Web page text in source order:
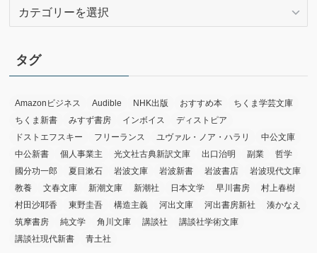
リ
ー
タグ
Amazonビジネス Audible NHK出版 おすすめ本
ちくま学芸文庫
ちくま新書
みすず書房 インボイス
ディストピア
ドストエフスキー
フリーランス ユヴァル・ノア・ハラリ
中公文庫
中公新書
個人事業主 光文社古典新訳文庫 出口治明 副業
哲学
國分功一郎
夏目漱石 岩波文庫 岩波新書 岩波書店
岩波現代文庫
教養
文春文庫 新潮文庫 新潮社 日本文学 早川書房
村上春樹
村田沙耶香
東野圭吾 構造主義 河出文庫 河出書房新社
湊かなえ
筑摩書房
純文学 角川文庫 講談社
講談社学術文庫
講談社現代新書
青土社